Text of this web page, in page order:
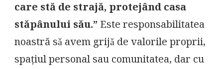
care stă de strajă, protejând casa
stăpânului său.” Este responsabilitatea
noastră sǎ avem grijǎ de valorile proprii,
spațiul personal sau comunitatea, dar cu